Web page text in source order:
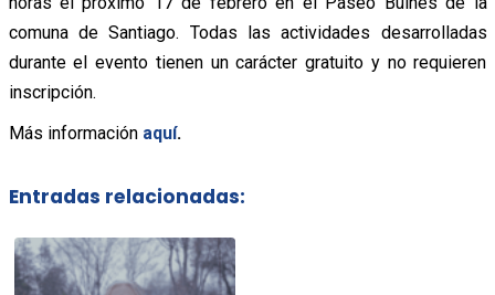
comuna de Santiago. Todas las actividades desarrolladas
durante el evento tienen un carácter gratuito y no requieren
inscripción.
Más información aquí.
Entradas relacionadas: